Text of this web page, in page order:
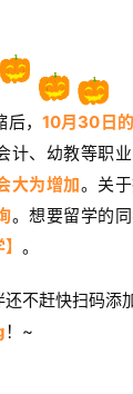
， 10月30日
计、幼教等职
大为增加。关
。想要留学的
。
不赶快扫码添
！~